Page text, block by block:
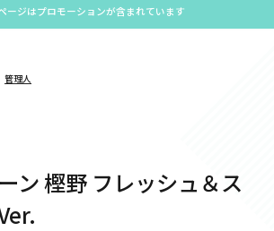
ジはプロモーションが含まれています
管理人
ン 樫野 フレッシュ＆ス